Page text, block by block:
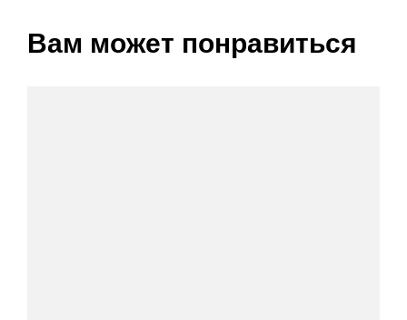
Вам может понравиться